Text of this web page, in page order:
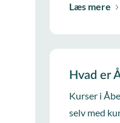
Læs mere
Hvad er
Kurser i
selv med